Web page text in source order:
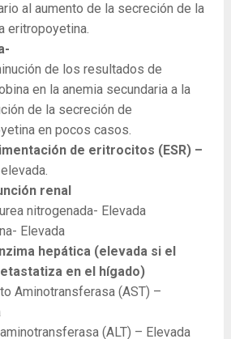
al aumento de la secreción de la
eritropoyetina.
de los resultados de
en la anemia secundaria a la
de la secreción de
en pocos casos.
de eritrocitos (ESR) –
renal
nitrogenada- Elevada
Elevada
hepática (elevada si el
en el hígado)
Aminotransferasa (AST) –
(ALT) – Elevada